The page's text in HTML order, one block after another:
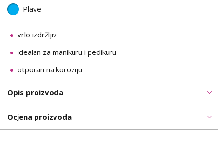
Plave
vrlo izdržljiv
idealan za manikuru i pedikuru
otporan na koroziju
Opis proizvoda
Ocjena proizvoda